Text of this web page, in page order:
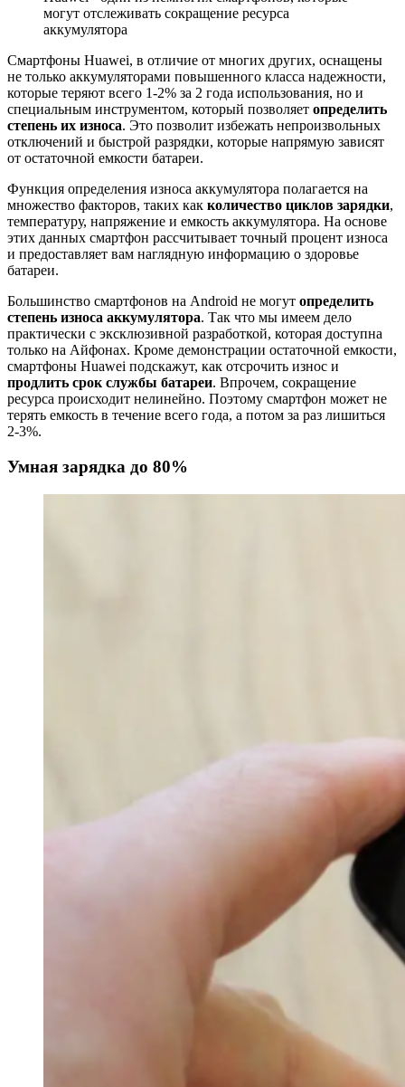
могут отслеживать сокращение ресурса
аккумулятора
Смартфоны Huawei, в отличие от многих других, оснащены
не только аккумуляторами повышенного класса надежности,
которые теряют всего 1-2% за 2 года использования, но и
специальным инструментом, который позволяет определить
степень их износа. Это позволит избежать непроизвольных
отключений и быстрой разрядки, которые напрямую зависят
от остаточной емкости батареи.
Функция определения износа аккумулятора полагается на
множество факторов, таких как количество циклов зарядки,
температуру, напряжение и емкость аккумулятора. На основе
этих данных смартфон рассчитывает точный процент износа
и предоставляет вам наглядную информацию о здоровье
батареи.
Большинство смартфонов на Android не могут определить
степень износа аккумулятора. Так что мы имеем дело
практически с эксклюзивной разработкой, которая доступна
только на Айфонах. Кроме демонстрации остаточной емкости,
смартфоны Huawei подскажут, как отсрочить износ и
продлить срок службы батареи. Впрочем, сокращение
ресурса происходит нелинейно. Поэтому смартфон может не
терять емкость в течение всего года, а потом за раз лишиться
2-3%.
Умная зарядка до 80%